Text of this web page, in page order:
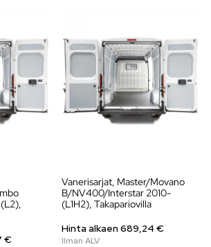
€
Vanerisarjat, Master/Movano
B/NV400/Interstar 2010-
(L1H2), Takapariovilla
Hinta alkaen689,24 €